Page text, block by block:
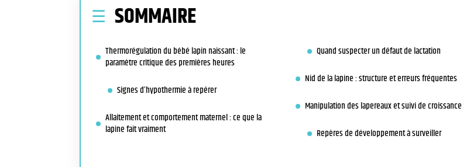
SOMMAIRE
Thermorégulation du bébé lapin naissant : le
paramètre critique des premières heures
Signes d’hypothermie à repérer
Allaitement et comportement maternel : ce que la
lapine fait vraiment
Quand suspecter un défaut de lactation
Nid de la lapine : structure et erreurs fréquentes
Manipulation des lapereaux et suivi de croissance
Repères de développement à surveiller